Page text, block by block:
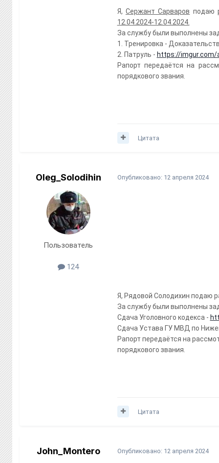
Я, Сержант Сарваров подаю
12.04.2024-12.04.2024.
За службу были выполнены
1. Тренировка -
2. Патруль - https://imgur.com/
Рапорт передаётся на
порядкового звания.
Цитата
Oleg_Solodihin
Пользователь
124
Опубликовано: 12 апреля 2024
Я, Рядовой Солодихин подаю
За службу были выполнены
Сдача Уголовного кодекса -
Сдача Устава ГУ МВД по
Рапорт передаётся на
порядкового звания.
Цитата
John_Montero Опубликовано: 12 апреля 2024